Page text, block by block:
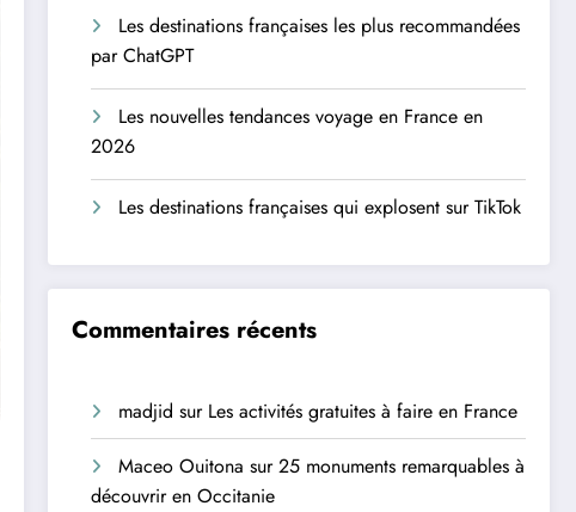
Les destinations françaises les plus recommandées
par ChatGPT
Les nouvelles tendances voyage en France en
2026
Les destinations françaises qui explosent sur TikTok
Commentaires récents
madjid sur Les activités gratuites à faire en France
Maceo Ouitona sur25 monuments remarquables à
découvrir en Occitanie